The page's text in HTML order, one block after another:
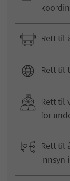
Rett til
Rett til
Rett til
for
Rett til
innsyn